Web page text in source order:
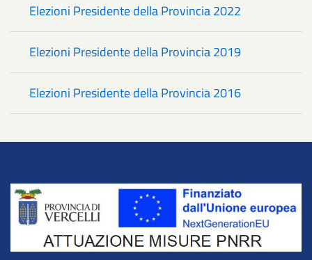
Elezioni Presidente della Provincia 2022
Elezioni Presidente della Provincia 2019
Elezioni Presidente della Provincia 2016
Title